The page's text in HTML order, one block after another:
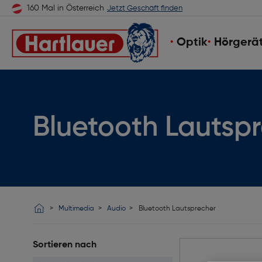
160 Mal in Österreich Jetzt Geschäft finden
Optik
Bluetooth
Multimedia Audio Bluetooth Lautsprecher
Sortieren nach